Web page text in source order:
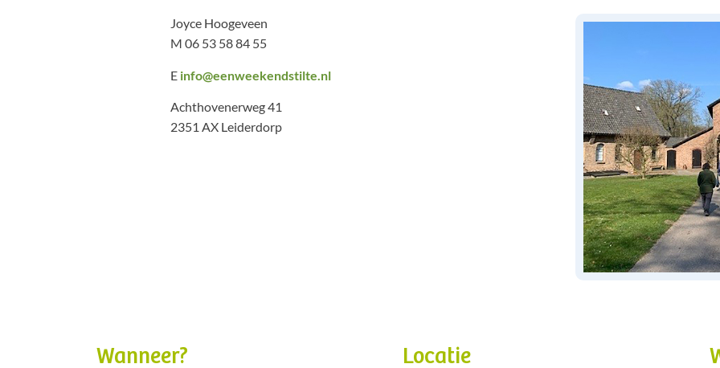
Joyce Hoogeveen
M 06 53 58 84 55
E info@eenweekendstilte.nl
Achthovenerweg 41
2351 AX Leiderdorp
Wanneer? Locatie